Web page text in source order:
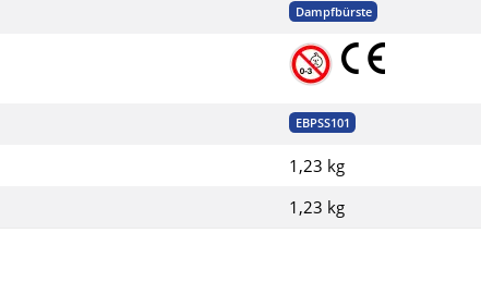
Dampfbürste
EBPSS101
1,23 kg
1,23 kg